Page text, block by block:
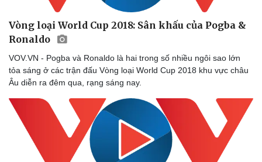
Thể thao
Lịch thi đấu bóng đá
Thế giới thể thao
eSports
Hậu trường
Ô tô - Xe máy
Xe máy
Tư vấn
Vòng loại World Cup 2018: Sân khấu của Pogba &
Ronaldo
VOV.VN - Pogba và Ronaldo là hai trong số nhiều ngôi sao lớn
tỏa sáng ở các trận đấu Vòng loại World Cup 2018 khu vực châu
Âu diễn ra đêm qua, rạng sáng nay.